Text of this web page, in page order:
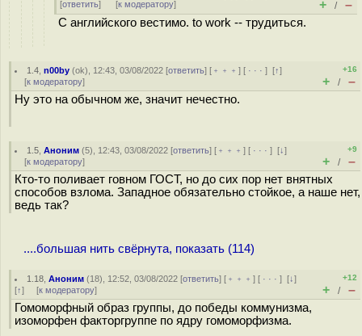
[ответить] [к модератору] + / –
С английского вестимо. to work -- трудиться.
1.4 ,n00by (ok), 12:43, 03/08/2022 [ответить] [ ﹢﹢﹢] [ · · ·][↑]
[к модератору]
+16
+ / –
Ну это на обычном же, значит нечестно.
1.5 ,Аноним (5), 12:43, 03/08/2022 [ответить] [ ﹢﹢﹢] [ · · ·][↓]
[к модератору]
+9
+ / –
Кто-то поливает говном ГОСТ, но до сих пор нет внятных
способов взлома. Западное обязательно стойкое, а наше нет,
ведь так?
....большая нить свёрнута, показать (114)
1.18 ,Аноним (18), 12:52, 03/08/2022 [ответить] [ ﹢﹢﹢] [ · · ·][↓]
[↑] [к модератору]
+12
+ / –
Гомоморфный образ группы, до победы коммунизма,
изоморфен факторгруппе по ядру гомоморфизма.